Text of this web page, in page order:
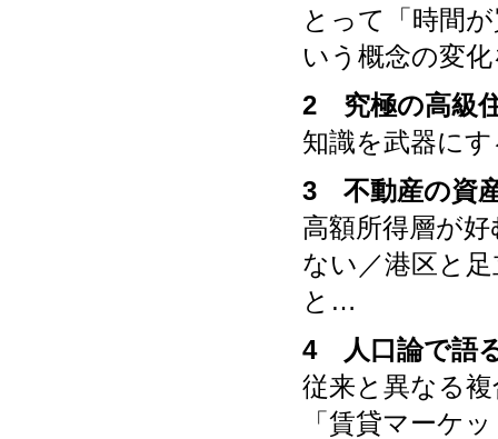
とって「時間
いう概念の変
2 究極の高級
知識を武器に
3 不動産の資
高額所得層が
ない／港区と
と…
4 人口論で語
従来と異なる
「賃貸マーケ